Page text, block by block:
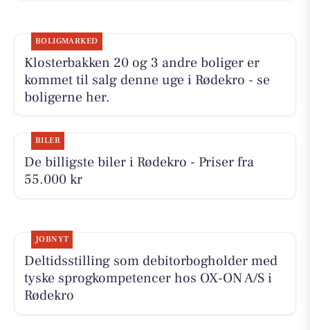
BOLIGMARKED
Klosterbakken 20 og 3 andre boliger er
kommet til salg denne uge i Rødekro - se
boligerne her.
BILER
De billigste biler i Rødekro - Priser fra
55.000 kr
JOBNYT
Deltidsstilling som debitorbogholder med
tyske sprogkompetencer hos OX-ON A/S i
Rødekro